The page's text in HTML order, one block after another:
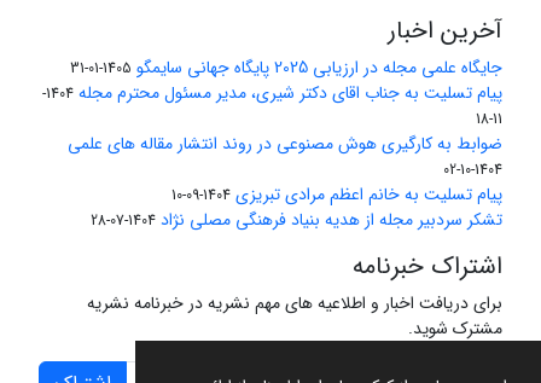
آخرین اخبار
جایگاه علمی مجله در ارزیابی 2025 پایگاه جهانی سایمگو 1405-01-31
پیام تسلیت به جناب اقای دکتر شیری، مدیر مسئول محترم مجله
1404-
11-18
ضوابط به کارگیری هوش مصنوعی در روند انتشار مقاله های علمی
1404-10-02
پیام تسلیت به خانم اعظم مرادی تبریزی 1404-09-10
تشکر سردبیر مجله از هدیه بنیاد فرهنگی مصلی نژاد 1404-07-28
اشتراک خبرنامه
برای دریافت اخبار و اطلاعیه های مهم نشریه در خبرنامه نشریه
مشترک شوید.